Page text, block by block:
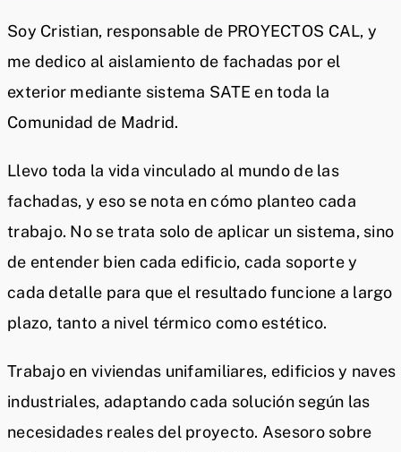
Soy Cristian, responsable de PROYECTOS CAL, y
me dedico al aislamiento de fachadas por el
exterior mediante sistema SATE en toda la
Comunidad de Madrid.
Llevo toda la vida vinculado al mundo de las
fachadas, y eso se nota en cómo planteo cada
trabajo. No se trata solo de aplicar un sistema, sino
de entender bien cada edificio, cada soporte y
cada detalle para que el resultado funcione a largo
plazo, tanto a nivel térmico como estético.
Trabajo en viviendas unifamiliares, edificios y naves
industriales, adaptando cada solución según las
necesidades reales del proyecto. Asesoro sobre